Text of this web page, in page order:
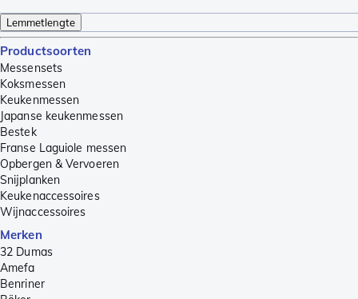
Lemmetlengte
Productsoorten
Messensets
Koksmessen
Keukenmessen
Japanse keukenmessen
Bestek
Franse Laguiole messen
Opbergen & Vervoeren
Snijplanken
Keukenaccessoires
Wijnaccessoires
Merken
32 Dumas
Amefa
Benriner